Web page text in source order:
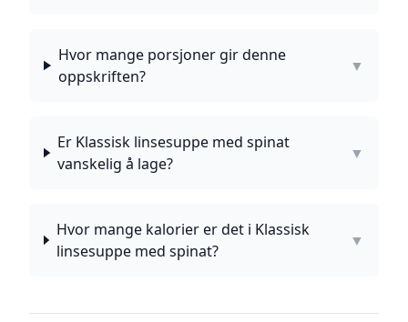
Hvor mange porsjoner gir denne
oppskriften?
▼
Er Klassisk linsesuppe med spinat
vanskelig å lage?
▼
Hvor mange kalorier er det i Klassisk
linsesuppe med spinat?
▼